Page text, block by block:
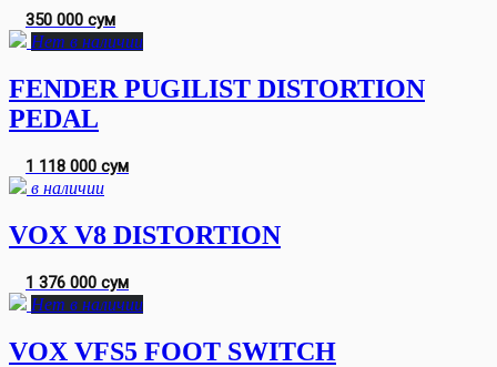
350 000 сум
Нет в наличии
FENDER PUGILIST DISTORTION
PEDAL
1 118 000 сум
в наличии
VOX V8 DISTORTION
1 376 000 сум
Нет в наличии
VOX VFS5 FOOT SWITCH